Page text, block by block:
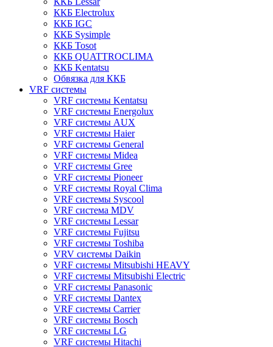
ККБ Electrolux
ККБ IGC
ККБ Sysimple
ККБ Tosot
ККБ QUATTROCLIMA
ККБ Kentatsu
Обвязка для ККБ
VRF системы
VRF системы Kentatsu
VRF системы Energolux
VRF системы AUX
VRF системы Haier
VRF системы General
VRF системы Midea
VRF системы Gree
VRF системы Pioneer
VRF системы Royal Clima
VRF системы Syscool
VRF система MDV
VRF системы Lessar
VRF системы Fujitsu
VRF системы Toshiba
VRV системы Daikin
VRF системы Mitsubishi HEAVY
VRF системы Mitsubishi Electric
VRF системы Panasonic
VRF системы Dantex
VRF системы Carrier
VRF системы Bosch
VRF системы LG
VRF системы Hitachi